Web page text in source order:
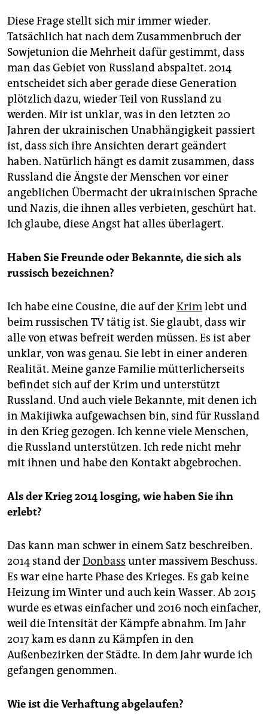
Diese Frage stellt sich mir immer wieder.
Tatsächlich hat nach dem Zusammenbruch der
Sowjetunion die Mehrheit dafür gestimmt, dass
man das Gebiet von Russland abspaltet. 2014
entscheidet sich aber gerade diese Generation
plötzlich dazu, wieder Teil von Russland zu
werden. Mir ist unklar, was in den letzten 20
Jahren der ukrainischen Unabhängigkeit passiert
ist, dass sich ihre Ansichten derart geändert
haben. Natürlich hängt es damit zusammen, dass
Russland die Ängste der Menschen vor einer
angeblichen Übermacht der ukrainischen Sprache
und Nazis, die ihnen alles verbieten, geschürt hat.
Ich glaube, diese Angst hat alles überlagert.
Haben Sie Freunde oder Bekannte, die sich als
russisch bezeichnen?
Ich habe eine Cousine, die auf derKrimlebt und
beim russischen TV tätig ist. Sie glaubt, dass wir
alle von etwas befreit werden müssen. Es ist aber
unklar, von was genau. Sie lebt in einer anderen
Realität. Meine ganze Familie mütterlicherseits
befindet sich auf der Krim und unterstützt
Russland. Und auch viele Bekannte, mit denen ich
in Makijiwka aufgewachsen bin, sind für Russland
in den Krieg gezogen. Ich kenne viele Menschen,
die Russland unterstützen. Ich rede nicht mehr
mit ihnen und habe den Kontakt abgebrochen.
Als der Krieg 2014 losging, wie ­haben Sie ihn
erlebt?
Das kann man schwer in einem Satz beschreiben.
2014 stand derDonbass unter massivem Beschuss.
Es war eine harte Phase des Krieges. Es gab keine
Heizung im Winter und auch kein Wasser. Ab 2015
wurde es etwas einfacher und 2016 noch einfacher,
weil die Intensität der Kämpfe abnahm. Im Jahr
2017 kam es dann zu Kämpfen in den
Außenbezirken der Städte. In dem Jahr wurde ich
gefangen genommen.
Wie ist die Verhaftung abgelaufen?